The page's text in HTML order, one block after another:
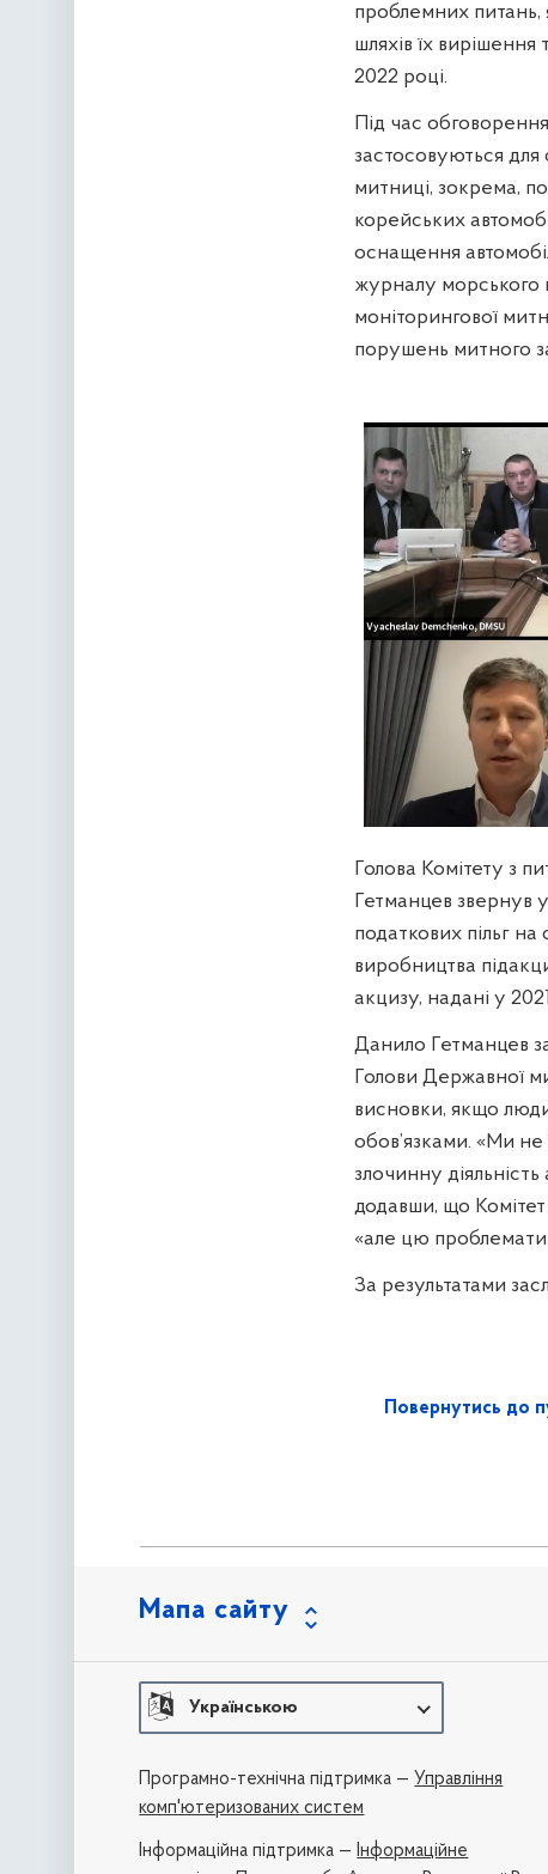
проблемних питань,
шляхів їх вирішення
2022 році.
Під час
застосовуються
митниці, зокрема,
корейських
оснащення
журналу морського
моніторингової
порушень митного
Голова Комітету з
Гетманцев звернув
податкових пільг
виробництва
акцизу, надані у
Данило Гетманцев
Голови Державної
висновки, якщо
обов’язками. «Ми не
злочинну
додавши, що
«але цю
За результатами
Повернутись до
Мапа сайту
Українською
Програмно-технічна підтримка — Управління
комп'ютеризованих систем
Iнформаційна підтримка —Інформаційне